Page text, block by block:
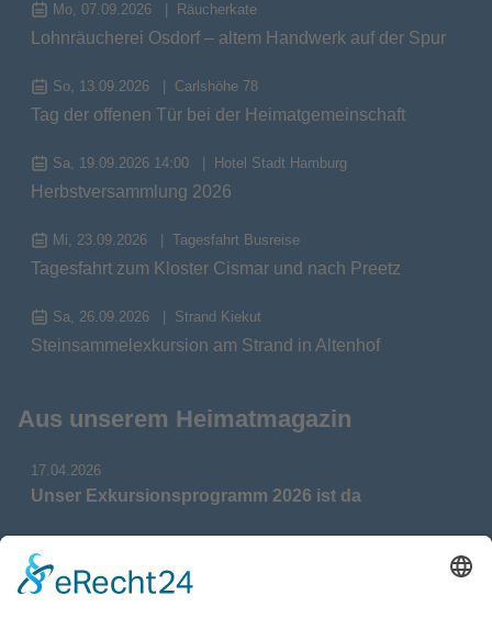
Mo, 07.09.2026 Räucherkate
Lohnräucherei Osdorf – altem Handwerk auf der Spur
So, 13.09.2026 Carlshöhe 78
Tag der offenen Tür bei der Heimatgemeinschaft
Sa, 19.09.2026 14:00 Hotel Stadt Hamburg
Herbstversammlung 2026
Mi, 23.09.2026 Tagesfahrt Busreise
Tagesfahrt zum Kloster Cismar und nach Preetz
Sa, 26.09.2026 Strand Kiekut
Steinsammelexkursion am Strand in Altenhof
Aus unserem Heimatmagazin
17.04.2026
Unser Exkursionsprogramm 2026 ist da
17.04.2026
Verdienstmedaille für Telse Stoy